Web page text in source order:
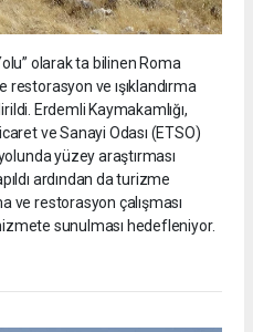
Yolu” olarak ta bilinen Roma
ve ışıklandırma
Erdemli Kaymakamlığı,
ve Sanayi Odası (ETSO)
yüzey araştırması
ardından da turizme
ve restorasyon çalışması
sunulması hedefleniyor.